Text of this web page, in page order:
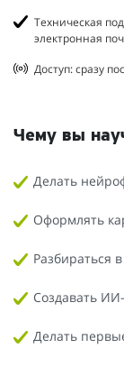
Техническая
электронная
Доступ: сразу
Чему вы
Делать
Оформлять
Разбираться
Создавать
Делать